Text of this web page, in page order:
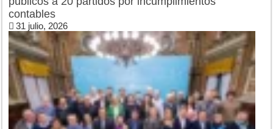
contables
31 julio, 2026